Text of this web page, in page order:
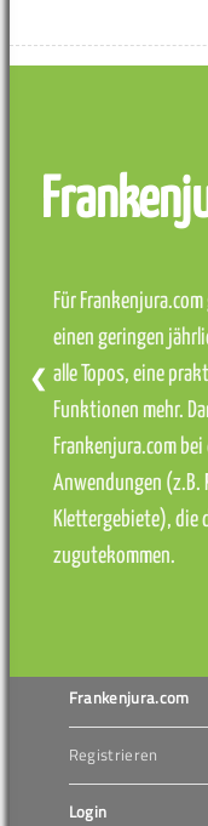
Für
einen geringen
alle Topos, eine
Funktionen mehr.
Frankenjura.com
Anwendungen (z.B.
Klettergebiete), die
zugutekommen.
❮
Frankenjura.com
Registrieren
Login